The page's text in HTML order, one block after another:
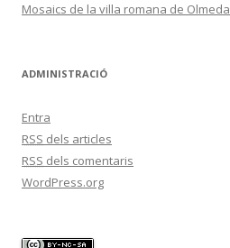
Mosaics de la villa romana de Olmeda
ADMINISTRACIÓ
Entra
RSS dels articles
RSS dels comentaris
WordPress.org